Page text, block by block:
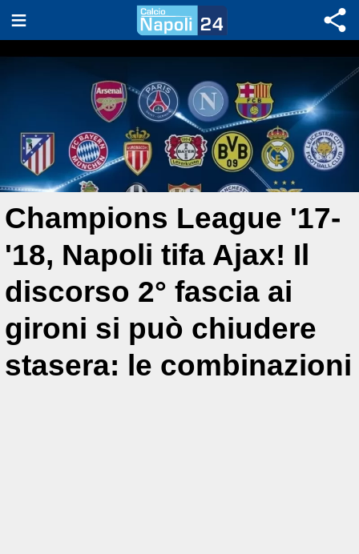
Champions League '17-
'18, Napoli tifa Ajax! Il
discorso 2° fascia ai
gironi si può chiudere
stasera: le combinazioni